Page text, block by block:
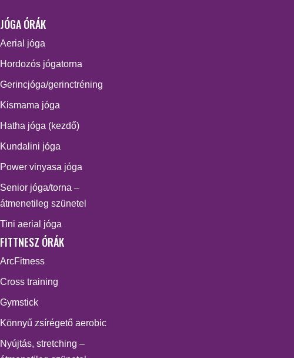
JÓGA ÓRÁK
Aerial jóga
Hordozós jógatorna
Gerincjóga/gerinctréning
Kismama jóga
Hatha jóga (kezdő)
Kundalini jóga
Power vinyasa jóga
Senior jóga/torna –
átmenetileg szünetel
Tini aerial jóga
FITTNESZ ÓRÁK
ArcFitness
Cross training
Gymstick
Könnyű zsírégető aerobic
Nyújtás, stretching –